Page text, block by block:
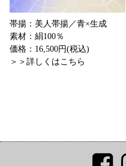
帯揚：美人帯揚／青×生成
素材：絹100％
価格：16,500円(税込)
＞＞詳しくはこちら